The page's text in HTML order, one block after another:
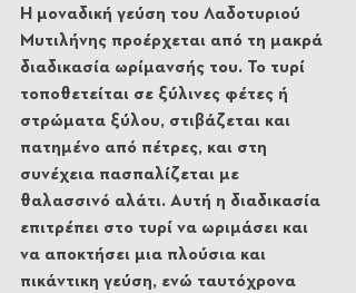
Η μοναδική γεύση του Λαδοτυριού
Μυτιλήνης προέρχεται από τη μακρά
διαδικασία ωρίμανσής του. Το τυρί
τοποθετείται σε ξύλινες φέτες ή
στρώματα ξύλου, στιβάζεται και
πατημένο από πέτρες, και στη
συνέχεια πασπαλίζεται με
θαλασσινό αλάτι. Αυτή η διαδικασία
επιτρέπει στο τυρί να ωριμάσει και
να αποκτήσει μια πλούσια και
πικάντικη γεύση, ενώ ταυτόχρονα